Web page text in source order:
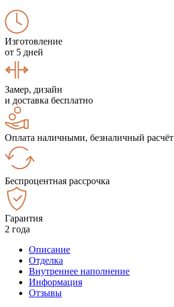
Изготовление
от 5 дней
Замер, дизайн
и доставка бесплатно
Оплата наличными, безналичный расчёт
Беспроцентная рассрочка
Гарантия
2 года
Описание
Отделка
Внутреннее наполнение
Информация
Отзывы